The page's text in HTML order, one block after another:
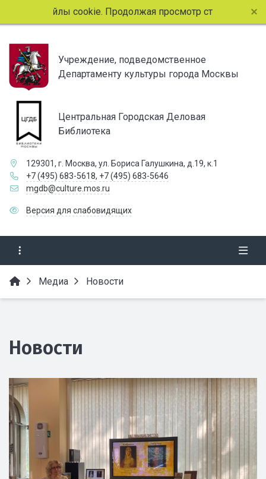
файлы cookie. Продолжая просмотр страниц сайта,
Учреждение, подведомственное
Департаменту культуры города Москвы
Центральная Городская Деловая
Библиотека
129301, г. Москва, ул. Бориса Галушкина, д.19, к.1
+7 (495) 683-5618, +7 (495) 683-5646
mgdb@culture.mos.ru
Версия для слабовидящих
Медиа Новости
Новости